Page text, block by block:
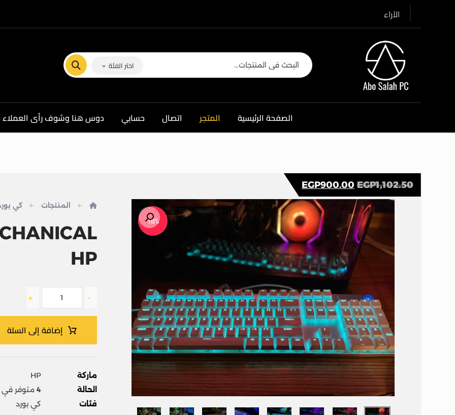
الآراء
اختر الفئة
الصفحة الرئيسية المتجر اتصال حسابي دوس هنا وشوف رأى العملاء
تكبير الصورة 18%
المنتجات كي
HP
EGP1,102.50
EGP900.00
-
+
إضافة إلى السلة
ماركة
HP
الحالة
4 متوفر في
فئات
كي بورد